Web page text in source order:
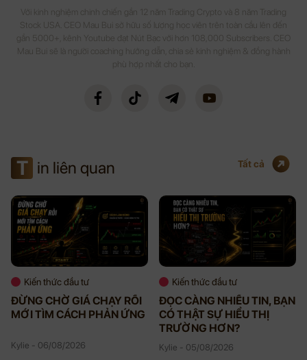
Với kinh nghiệm chinh chiến gần 12 năm Trading Crypto và 8 năm Trading
Stock USA. CEO Mau Bui sở hữu số lượng học viên trên toàn cầu lên đến
gần 5000+, kênh Youtube đạt Nút Bạc với hơn 108,000 Subscribers. CEO
Mau Bui sẽ là người coaching hướng dẫn, chia sẻ kinh nghiệm & đồng hành
phù hợp nhất cho bạn.
T in liên quan Tất cả
Kiến thức đầu tư
ĐỪNG CHỜ GIÁ CHẠY RỒI
MỚI TÌM CÁCH PHẢN ỨNG
Kylie - 06/08/2026
Kiến thức đầu tư
ĐỌC CÀNG NHIỀU TIN, BẠN
CÓ THẬT SỰ HIỂU THỊ
TRƯỜNG HƠN?
Kylie - 05/08/2026